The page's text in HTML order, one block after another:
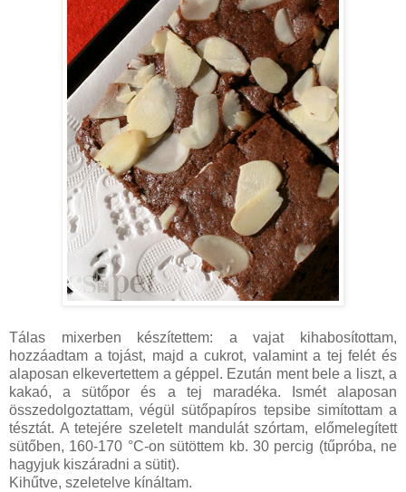
Tálas mixerben készítettem: a vajat kihabosítottam,
hozzáadtam a tojást, majd a cukrot, valamint a tej felét és
alaposan elkevertettem a géppel. Ezután ment bele a liszt, a
kakaó, a sütőpor és a tej maradéka. Ismét alaposan
összedolgoztattam, végül sütőpapíros tepsibe simítottam a
tésztát. A tetejére szeletelt mandulát szórtam, előmelegített
sütőben, 160-170 °C-on sütöttem kb. 30 percig (tűpróba, ne
hagyjuk kiszáradni a sütit).
Kihűtve, szeletelve kínáltam.